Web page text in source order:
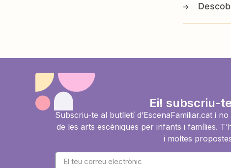
Ei! subscriu-
Subscriu-te al butlletí d’EscenaFamiliar.cat i
de les arts escèniques per infants i famílies.
i moltes